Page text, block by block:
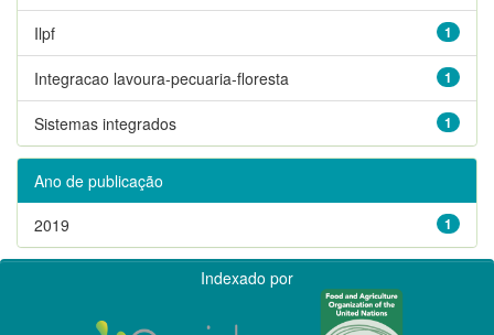
1
Ilpf
1
Integracao lavoura-pecuaria-floresta
1
Sistemas integrados
Ano de publicação
1
2019
Indexado por